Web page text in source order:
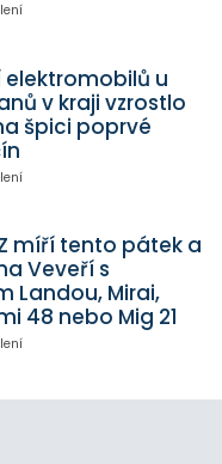
elektromobilů u
v kraji vzrostlo
špici poprvé
míří tento pátek a
Veveří s
Landou, Mirai,
48 nebo Mig 21